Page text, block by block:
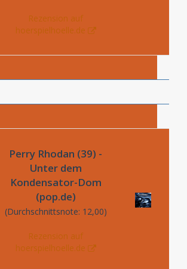
Rezension auf
hoerspielhoelle.de
Perry Rhodan (39) -
Unter dem
Kondensator-Dom
(pop.de)
(Durchschnittsnote: 12,00)
Rezension auf
hoerspielhoelle.de